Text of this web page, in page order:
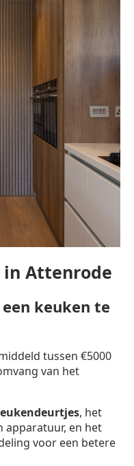
in Attenrode
keuken te
tussen €5000
van het
, het
apparatuur, en het
voor een betere